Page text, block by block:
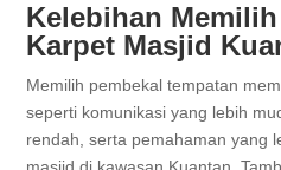
Kelebihan
Karpet Masjid
Memilih pembekal tempatan
seperti komunikasi yang lebih
rendah, serta pemahaman yang